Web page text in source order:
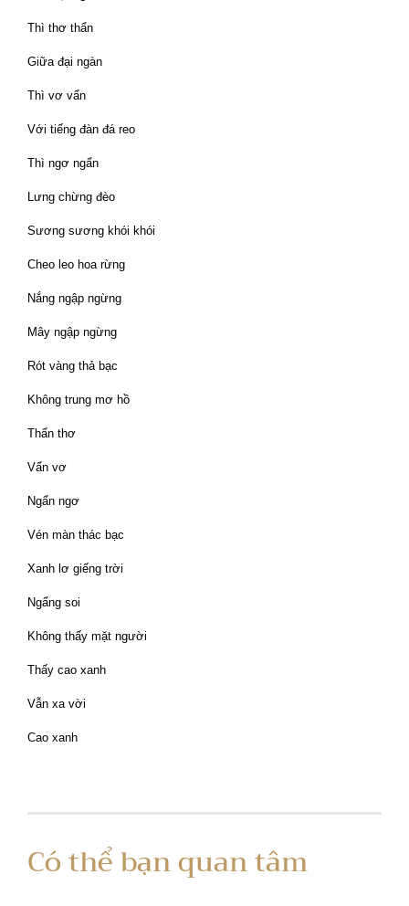
Thì thơ thẩn
Giữa đại ngàn
Thì vơ vẩn
Với tiếng đàn đá reo
Thì ngơ ngẩn
Lưng chừng đèo
Sương sương khói khói
Cheo leo hoa rừng
Nắng ngập ngừng
Mây ngập ngừng
Rót vàng thả bạc
Không trung mơ hồ
Thẩn thơ
Vẩn vơ
Ngẩn ngơ
Vén màn thác bạc
Xanh lơ giếng trời
Ngẩng soi
Không thấy mặt người
Thấy cao xanh
Vẫn xa vời
Cao xanh
Có thể bạn quan tâm